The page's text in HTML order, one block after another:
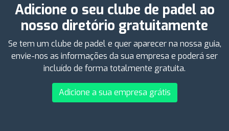
Adicione o seu clube de padel ao
nosso diretório gratuitamente
Se tem um clube de padel e quer aparecer na nossa guia,
envie-nos as informações da sua empresa e poderá ser
incluído de forma totalmente gratuita.
Adicione a sua empresa grátis